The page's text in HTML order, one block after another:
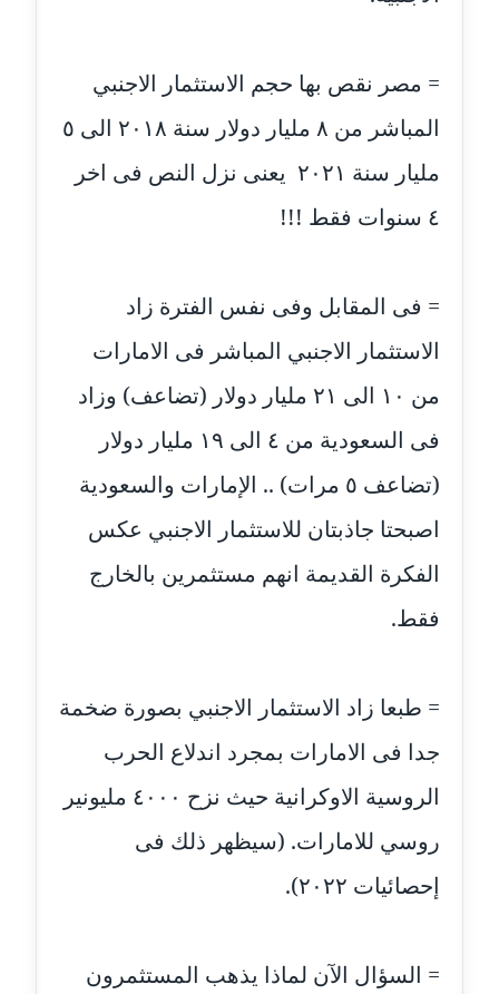
مدونة أشرف القط
عاملة
عاملة
مدونة السيده فوزي
عاملة
مدونة آمال صالح
عاملة
مدونة أماني بالحاج
مدونة أماني عبد السلام
متوفي
مدونة أمل الخولي
عاملة
مدونة أمل درويش
مدونة أمل زيادة
= مصر نقص بها حجم الاستثمار الاجنبي
المباشر من ٨ مليار دولار سنة ٢٠١٨ الى ٥
مليار سنة ٢٠٢١ يعنى نزل النص فى اخر
٤ سنوات فقط !!!
= فى المقابل وفى نفس الفترة زاد
الاستثمار الاجنبي المباشر فى الامارات
من ١٠ الى ٢١ مليار دولار (تضاعف) وزاد
فى السعودية من ٤ الى ١٩ مليار دولار
(تضاعف ٥ مرات) .. الإمارات والسعودية
اصبحتا جاذبتان للاستثمار الاجنبي عكس
الفكرة القديمة انهم مستثمرين بالخارج
فقط.
= طبعا زاد الاستثمار الاجنبي بصورة ضخمة
جدا فى الامارات بمجرد اندلاع الحرب
الروسية الاوكرانية حيث نزح ٤٠٠٠ مليونير
روسي للامارات. (سيظهر ذلك فى
إحصائيات ٢٠٢٢).
= السؤال الآن لماذا يذهب المستثمرون